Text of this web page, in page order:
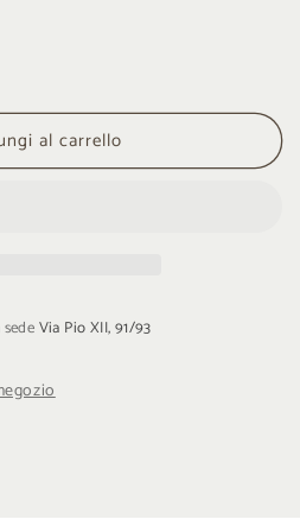
al carrello
Via Pio XII, 91/93